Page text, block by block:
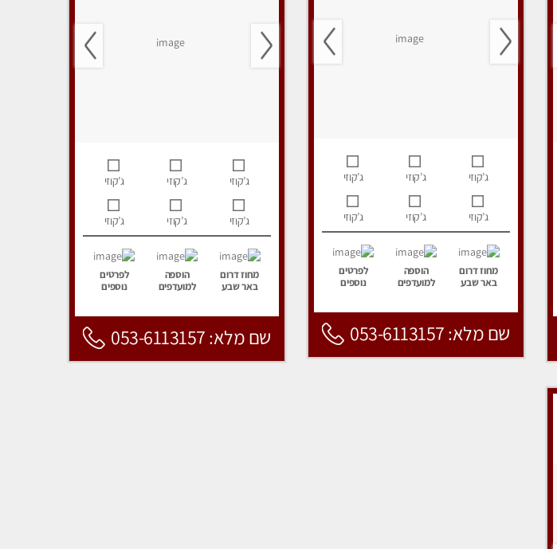
ג’קוזי ג’קוזי ג’קוזי
ג’קוזי ג’קוזי ג’קוזי
מחוז דרום
באר שבע
הוספה
למועדפים
לפרטים
נוספים
שם מלא: 053-6113157
ג’קוזי ג’קוזי ג’קוזי
ג’קוזי ג’קוזי ג’קוזי
מחוז דרום
באר שבע
הוספה
למועדפים
לפרטים
נוספים
שם מלא: 053-6113157